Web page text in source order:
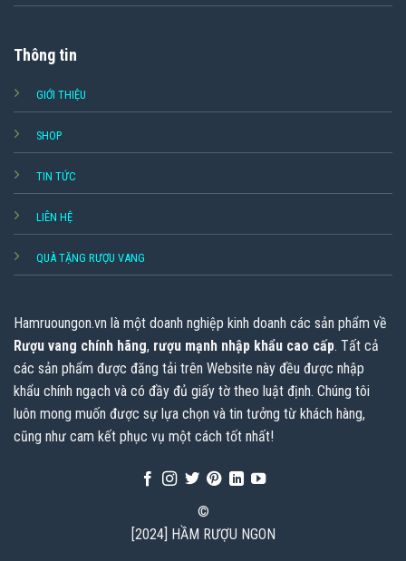
Thông tin
GIỚI THIỆU
SHOP
TIN TỨC
LIÊN HỆ
QUÀ TẶNG RƯỢU VANG
Hamruoungon.vn là một doanh nghiệp kinh doanh các sản phẩm về
Rượu vang chính hãng, rượu mạnh nhập khẩu cao cấp. Tất cả
các sản phẩm được đăng tải trên Website này đều được nhập
khẩu chính ngạch và có đầy đủ giấy tờ theo luật định. Chúng tôi
luôn mong muốn được sự lựa chọn và tin tưởng từ khách hàng,
cũng như cam kết phục vụ một cách tốt nhất!
©
[2024] HẦM RƯỢU NGON